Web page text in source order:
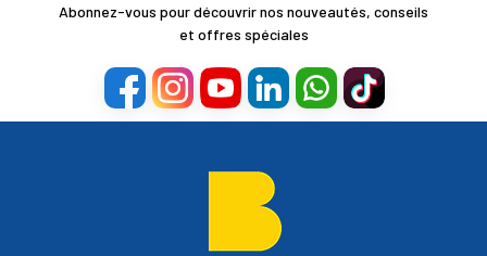
Abonnez-vous pour découvrir nos nouveautés, conseils
et offres spéciales